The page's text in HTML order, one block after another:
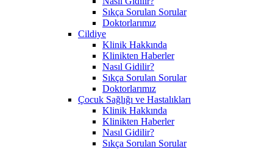
Sıkça Sorulan Sorular
Doktorlarımız
Cildiye
Klinik Hakkında
Klinikten Haberler
Nasıl Gidilir?
Sıkça Sorulan Sorular
Doktorlarımız
Çocuk Sağlığı ve Hastalıkları
Klinik Hakkında
Klinikten Haberler
Nasıl Gidilir?
Sıkça Sorulan Sorular